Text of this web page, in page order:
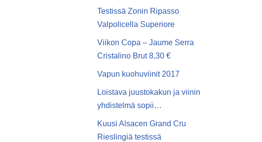
Testissä Zonin Ripasso
Valpolicella Superiore
Viikon Copa – Jaume Serra
Cristalino Brut 8,30 €
Vapun kuohuviinit 2017
Loistava juustokakun ja viinin
yhdistelmä sopii…
Kuusi Alsacen Grand Cru
Rieslingiä testissä